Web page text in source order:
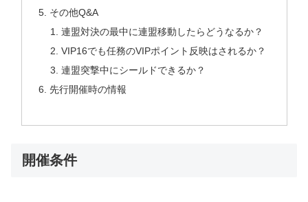
その他Q&A
連盟対決の最中に連盟移動したらどうなるか？
VIP16でも任務のVIPポイント反映はされるか？
連盟突撃中にシールドできるか？
先行開催時の情報
開催条件